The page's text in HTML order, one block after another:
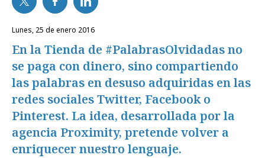
lunes, 25 de enero 2016
En la Tienda de #PalabrasOlvidadas no
se paga con dinero, sino compartiendo
las palabras en desuso adquiridas en las
redes sociales Twitter, Facebook o
Pinterest. La idea, desarrollada por la
agencia Proximity, pretende volver a
enriquecer nuestro lenguaje.